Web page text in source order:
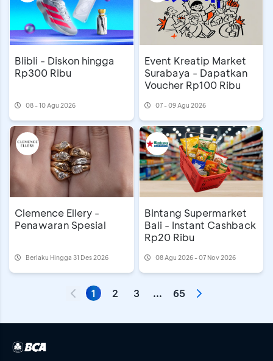
Blibli - Diskon hingga
Rp300 Ribu
08 - 10 Agu 2026
Event Kreatip Market
Surabaya - Dapatkan
Voucher Rp100 Ribu
07 - 09 Agu 2026
Clemence Ellery -
Penawaran Spesial
Berlaku Hingga 31 Des 2026
Bintang Supermarket
Bali - Instant Cashback
Rp20 Ribu
08 Agu 2026 - 07 Nov 2026
1 2 3 ... 65